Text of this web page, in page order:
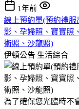
1年前
線上預約單(預約禮
影、孕婦照、寶寶照
術照、沙龍照)
伊頓公告 生活綜合
為了確保您光臨時不